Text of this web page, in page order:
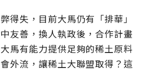
得失，目前大馬仍有「排華」
友善，換人執政後，合作計畫
馬有能力提供足夠的稀土原料
外流，讓稀土大聯盟取得？這